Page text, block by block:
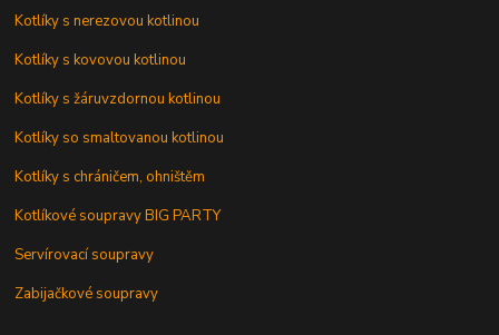
Kotlíky s nerezovou kotlinou
Kotlíky s kovovou kotlinou
Kotlíky s žáruvzdornou kotlinou
Kotlíky so smaltovanou kotlinou
Kotlíky s chráničem, ohništěm
Kotlíkové soupravy BIG PARTY
Servírovací soupravy
Zabijačkové soupravy